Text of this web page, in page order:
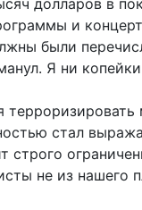
долларов в
и
были
Я ни копейки
стал
не из нашего